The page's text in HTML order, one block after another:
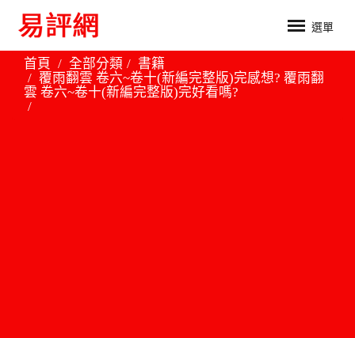
選單
首頁 全部分類
書籍
覆雨翻雲 卷六~卷十(新編完整版)完感想? 覆雨翻
雲 卷六~卷十(新編完整版)完好看嗎?